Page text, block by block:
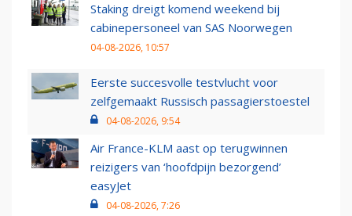
Staking dreigt komend weekend bij
cabinepersoneel van SAS Noorwegen
04-08-2026, 10:57
Eerste succesvolle testvlucht voor
zelfgemaakt Russisch passagierstoestel
04-08-2026, 9:54
Air France-KLM aast op terugwinnen
reizigers van ‘hoofdpijn bezorgend’
easyJet
04-08-2026, 7:26